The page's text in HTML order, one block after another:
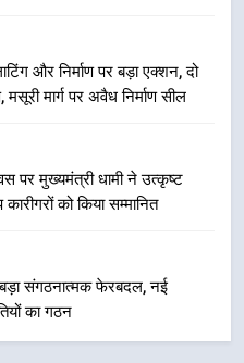
और निर्माण पर बड़ा एक्शन, दो
मार्ग पर अवैध निर्माण सील
पर मुख्यमंत्री धामी ने उत्कृष्ट
को किया सम्मानित
संगठनात्मक फेरबदल, नई
का गठन
धामी बोले- युवाओं को रोजगार
की सर्वोच्च प्राथमिकता, आने
आर्थिक कॉरिडोर से जुड़ी
निर्माण सुनिश्चित करने के
मानकों से कोई समझौता